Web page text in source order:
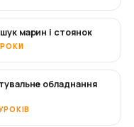
марин і стоянок
обладнання